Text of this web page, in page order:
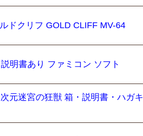
ドクリフ GOLD CLIFF MV-64
明書あり ファミコン ソフト
元迷宮の狂獣 箱・説明書・ハガ